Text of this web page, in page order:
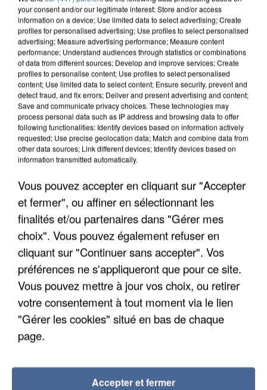
APRÈS TOUTES CES CANICULES, LES REFUGES
your consent and/or our legitimate interest: Store and/or access
information on a device; Use limited data to select advertising; Create
profiles for personalised advertising; Use profiles to select personalised
advertising; Measure advertising performance; Measure content
performance; Understand audiences through statistics or combinations
of data from different sources; Develop and improve services; Create
profiles to personalise content; Use profiles to select personalised
content; Use limited data to select content; Ensure security, prevent and
detect fraud, and fix errors; Deliver and present advertising and content;
Save and communicate privacy choices. These technologies may
process personal data such as IP address and browsing data to offer
following functionalities: Identify devices based on information actively
requested; Use precise geolocation data; Match and combine data from
other data sources; Link different devices; Identify devices based on
information transmitted automatically.
Vous pouvez accepter en cliquant sur "Accepter
et fermer", ou affiner en sélectionnant les
finalités et/ou partenaires dans "Gérer mes
choix". Vous pouvez également refuser en
cliquant sur "Continuer sans accepter". Vos
préférences ne s'appliqueront que pour ce site.
Vous pouvez mettre à jour vos choix, ou retirer
votre consentement à tout moment via le lien
"Gérer les cookies" situé en bas de chaque
page.
Accepter et fermer